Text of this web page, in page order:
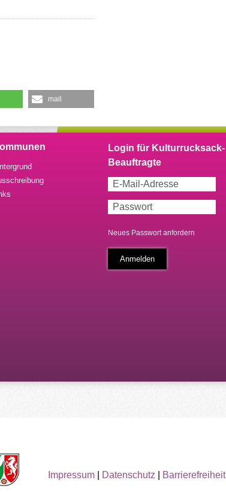
mail
Neues Passwort anfordern
Impressum| Datenschutz Barrierefreiheit